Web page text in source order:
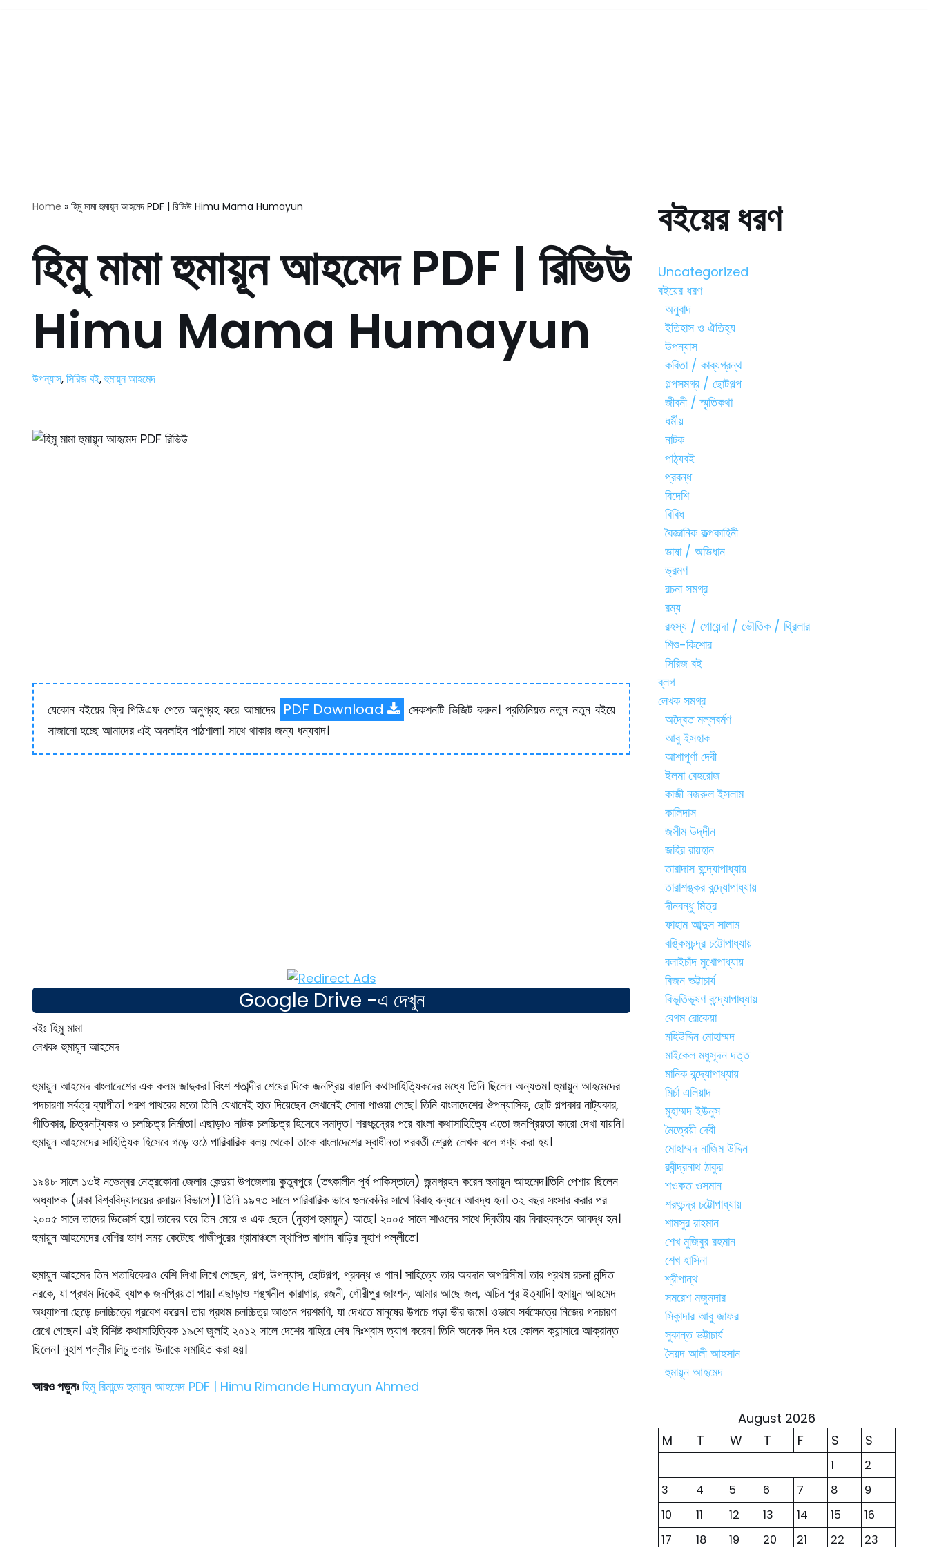
Home » হিমু মামা হুমায়ূন আহমেদ PDF | রিভিউ Himu Mama Humayun
হিমু মামা হুমায়ূন আহমেদ PDF | রিভিউ
Himu Mama Humayun
উপন্যাস,সিরিজ বই,হুমায়ূন আহমেদ
যেকোন বইয়ের ফ্রি পিডিএফ পেতে অনুগ্রহ করে আমাদের PDF Download
সেকশনটি ভিজিট করুন। প্রতিনিয়ত নতুন নতুন বইয়ে
সাজানো হচ্ছে আমাদের এই অনলাইন পাঠশালা। সাথে থাকার জন্য ধন্যবাদ।
Google Drive -এ দেখুন
বইঃ হিমু মামা
লেখকঃ হুমায়ূন আহমেদ
হুমায়ুন আহমেদ বাংলাদেশের এক কলম জাদুকর। বিংশ শতাব্দীর শেষের দিকে জনপ্রিয় বাঙালি কথাসাহিত্যিকদের মধ্যে তিনি ছিলেন অন্যতম। হুমায়ুন আহমেদের
পদচারণা সর্বত্র ব্যাপীত। পরশ পাথরের মতো তিনি যেখানেই হাত দিয়েছেন সেখানেই সোনা পাওয়া গেছে। তিনি বাংলাদেশের ঔপন্যাসিক, ছোট গল্পকার নাট্যকার,
গীতিকার, চিত্রনাট্যকর ও চলচ্চিত্র নির্মাতা। এছাড়াও নাটক চলচ্চিত্র হিসেবে সমাদৃত। শরৎচন্দ্রের পরে বাংলা কথাসাহিত্যিে এতো জনপ্রিয়তা কারো দেখা যায়নি।
হুমায়ুন আহমেদের সাহিত্যিক হিসেবে গড়ে ওঠে পারিবারিক বলয় থেকে। তাকে বাংলাদেশের স্বাধীনতা পরবর্তী শ্রেষ্ঠ লেখক বলে গণ্য করা হয।
১৯৪৮ সালে ১৩ই নভেম্বর নেত্রকোনা জেলার কেন্দুয়া উপজেলায় কুতুবপুরে (তৎকালীন পূর্ব পাকিস্তানে) জন্মগ্রহন করেন হুমায়ূন আহমেদ।তিনি পেশায় ছিলেন
অধ্যাপক (ঢাকা বিশ্ববিদ্যালয়ের রসায়ন বিভাগে)। তিনি ১৯৭৩ সালে পারিবারিক ভাবে গুলকেনির সাথে বিবাহ বন্ধনে আবদ্ধ হন। ৩২ বছর সংসার করার পর
২০০৫ সালে তাদের ডিভোর্স হয়। তাদের ঘরে তিন মেয়ে ও এক ছেলে (নুহাশ হুমায়ূন) আছে। ২০০৫ সালে শাওনের সাথে দ্বিতীয় বার বিবাহবন্ধনে আবদ্ধ হন।
হুমায়ুন আহমেদের বেশির ভাগ সময় কেটেছে গাজীপুরের গ্রামাঞ্চলে স্থাপিত বাগান বাড়ির নূহাশ পল্লীতে।
হুমায়ুন আহমেদ তিন শতাধিকেরও বেশি লিখা লিখে গেছেন, গল্প, উপন্যাস, ছোটগল্প, প্রবন্ধ ও গান। সাহিত্যে তার অবদান অপরিসীম। তার প্রথম রচনা নন্দিত
নরকে, যা প্রথম দিকেই ব্যাপক জনপ্রিয়তা পায়। এছাড়াও শঙ্খনীল কারাগার, রজনী, গৌরীপুর জাংশন, আমার আছে জল, অচিন পুর ইত্যাদি। হুমায়ুন আহমেদ
অধ্যাপনা ছেড়ে চলচ্চিত্রে প্রবেশ করেন। তার প্রথম চলচ্চিত্র আগুনে পরশমণি, যা দেখতে মানুষের উপচে পড়া ভীর জমে। ওভাবে সর্বক্ষেত্রে নিজের পদচারণ
রেখে গেছেন। এই বিশিষ্ট কথাসাহিত্যিক ১৯শে জুলাই ২০১২ সালে দেশের বাহিরে শেষ নিঃশ্বাস ত্যাগ করেন। তিনি অনেক দিন ধরে কোলন ক্যান্সারে আক্রান্ত
ছিলেন। নুহাশ পল্লীর লিচু তলায় উনাকে সমাহিত করা হয়।
আরও পড়ুনঃহিমু রিমান্ডে হুমায়ূন আহমেদ PDF | Himu Rimande Humayun Ahmed
বইয়ের ধরণ
Uncategorized
বইয়ের ধরণ
অনুবাদ
ইতিহাস ও ঐতিহ্য
উপন্যাস
কবিতা / কাব্যগ্রন্থ
গল্পসমগ্র / ছোটগল্প
জীবনী / স্মৃতিকথা
ধর্মীয়
নাটক
পাঠ্যবই
প্রবন্ধ
বিদেশি
বিবিধ
বৈজ্ঞানিক কল্পকাহিনী
ভাষা / অভিধান
ভ্রমণ
রচনা সমগ্র
রম্য
রহস্য / গোয়েন্দা / ভৌতিক / থ্রিলার
শিশু-কিশোর
সিরিজ বই
ব্লগ
লেখক সমগ্র
অদ্বৈত মল্লবর্মণ
আবু ইসহাক
আশাপূর্ণা দেবী
ইলমা বেহরোজ
কাজী নজরুল ইসলাম
কালিদাস
জসীম উদ্‌দীন
জহির রায়হান
তারাদাস বন্দ্যোপাধ্যায়
তারাশঙ্কর বন্দ্যোপাধ্যায়
দীনবন্ধু মিত্র
ফাহাম আব্দুস সালাম
বঙ্কিমচন্দ্র চট্টোপাধ্যায়
বলাইচাঁদ মুখোপাধ্যায়
বিজন ভট্টাচার্য
বিভূতিভূষণ বন্দ্যোপাধ্যায়
বেগম রোকেয়া
মহিউদ্দিন মোহাম্মদ
মাইকেল মধুসূদন দত্ত
মানিক বন্দ্যোপাধ্যায়
মির্চা এলিয়াদ
মুহাম্মদ ইউনুস
মৈত্রেয়ী দেবী
মোহাম্মদ নাজিম উদ্দিন
রবীন্দ্রনাথ ঠাকুর
শওকত ওসমান
শরৎচন্দ্র চট্টোপাধ্যায়
শামসুর রাহমান
শেখ মুজিবুর রহমান
শেখ হাসিনা
শ্রীপান্থ
সমরেশ মজুমদার
সিকান্দার আবু জাফর
সুকান্ত ভট্টাচার্য
সৈয়দ আলী আহসান
হুমায়ূন আহমেদ
August 2026
M
T W T F S S
1
2
3
4 5 6 7 8
9
10
11 12 13 14 15
16
17
18 19 20 21 22 23